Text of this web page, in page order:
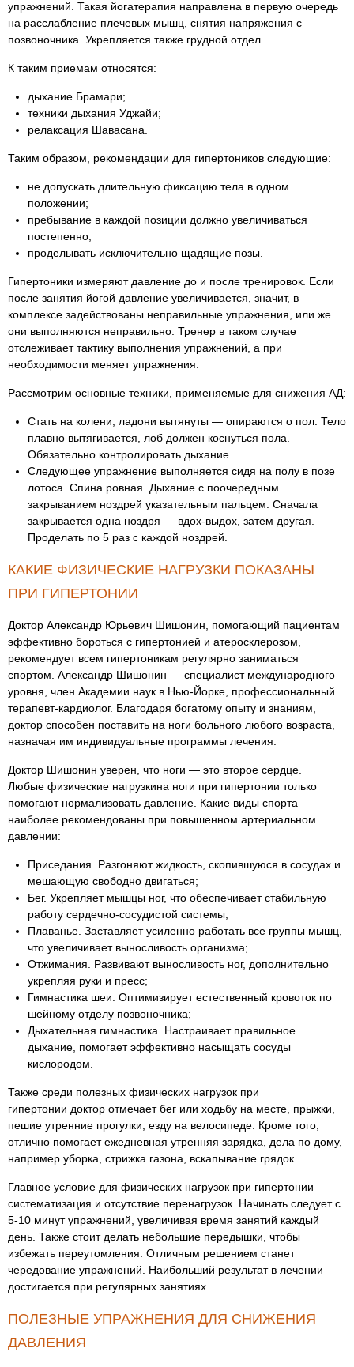
упражнений. Такая йогатерапия направлена в первую очередь
на расслабление плечевых мышц, снятия напряжения с
позвоночника. Укрепляется также грудной отдел.
К таким приемам относятся:
дыхание Брамари;
техники дыхания Уджайи;
релаксация Шавасана.
Таким образом, рекомендации для гипертоников следующие:
не допускать длительную фиксацию тела в одном
положении;
пребывание в каждой позиции должно увеличиваться
постепенно;
проделывать исключительно щадящие позы.
Гипертоники измеряют давление до и после тренировок. Если
после занятия йогой давление увеличивается, значит, в
комплексе задействованы неправильные упражнения, или же
они выполняются неправильно. Тренер в таком случае
отслеживает тактику выполнения упражнений, а при
необходимости меняет упражнения.
Рассмотрим основные техники, применяемые для снижения АД:
Стать на колени, ладони вытянуты — опираются о пол. Тело
плавно вытягивается, лоб должен коснуться пола.
Обязательно контролировать дыхание.
Следующее упражнение выполняется сидя на полу в позе
лотоса. Спина ровная. Дыхание с поочередным
закрыванием ноздрей указательным пальцем. Сначала
закрывается одна ноздря — вдох-выдох, затем другая.
Проделать по 5 раз с каждой ноздрей.
КАКИЕ ФИЗИЧЕСКИЕ НАГРУЗКИ ПОКАЗАНЫ
ПРИ ГИПЕРТОНИИ
Доктор Александр Юрьевич Шишонин, помогающий пациентам
эффективно бороться с гипертонией и атеросклерозом,
рекомендует всем гипертоникам регулярно заниматься
спортом. Александр Шишонин — специалист международного
уровня, член Академии наук в Нью-Йорке, профессиональный
терапевт-кардиолог. Благодаря богатому опыту и знаниям,
доктор способен поставить на ноги больного любого возраста,
назначая им индивидуальные программы лечения.
Доктор Шишонин уверен, что ноги — это второе сердце.
Любые физические нагрузкина ноги при гипертонии только
помогают нормализовать давление. Какие виды спорта
наиболее рекомендованы при повышенном артериальном
давлении:
Приседания. Разгоняют жидкость, скопившуюся в сосудах и
мешающую свободно двигаться;
Бег. Укрепляет мышцы ног, что обеспечивает стабильную
работу сердечно-сосудистой системы;
Плаванье. Заставляет усиленно работать все группы мышц,
что увеличивает выносливость организма;
Отжимания. Развивают выносливость ног, дополнительно
укрепляя руки и пресс;
Гимнастика шеи. Оптимизирует естественный кровоток по
шейному отделу позвоночника;
Дыхательная гимнастика. Настраивает правильное
дыхание, помогает эффективно насыщать сосуды
кислородом.
Также среди полезных физических нагрузок при
гипертонии доктор отмечает бег или ходьбу на месте, прыжки,
пешие утренние прогулки, езду на велосипеде. Кроме того,
отлично помогает ежедневная утренняя зарядка, дела по дому,
например уборка, стрижка газона, вскапывание грядок.
Главное условие для физических нагрузок при гипертонии —
систематизация и отсутствие перенагрузок. Начинать следует с
5-10 минут упражнений, увеличивая время занятий каждый
день. Также стоит делать небольшие передышки, чтобы
избежать переутомления. Отличным решением станет
чередование упражнений. Наибольший результат в лечении
достигается при регулярных занятиях.
ПОЛЕЗНЫЕ УПРАЖНЕНИЯ ДЛЯ СНИЖЕНИЯ
ДАВЛЕНИЯ